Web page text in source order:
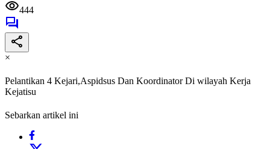
444
×
Pelantikan 4 Kejari,Aspidsus Dan Koordinator Di wilayah Kerja
Kejatisu
Sebarkan artikel ini